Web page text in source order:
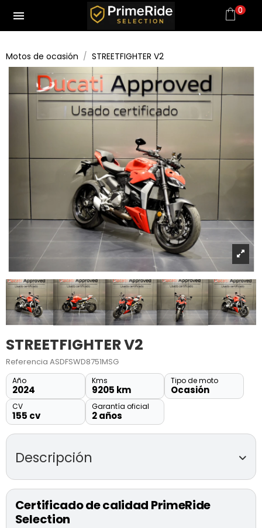
menu 0
Motos de ocasión STREETFIGHTER V2
STREETFIGHTER V2
Referencia ASDFSWD8751MSG
Año
2024
Kms
9205 km
Tipo de moto
Ocasión
CV
155 cv
Garantía oficial
2 años
Descripción
Somos concesionario y service oficial Ducati Madrid.
Moto totalmente revisada.
Certificado de calidad PrimeRide
Selection